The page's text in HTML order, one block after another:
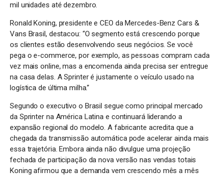
mil unidades até dezembro.
Ronald Koning, presidente e CEO da Mercedes-Benz Cars &
Vans Brasil, destacou: “O segmento está crescendo porque
os clientes estão desenvolvendo seus negócios. Se você
pega o e-commerce, por exemplo, as pessoas compram cada
vez mais online, mas a encomenda ainda precisa ser entregue
na casa delas. A Sprinter é justamente o veículo usado na
logística de última milha.”
Segundo o executivo o Brasil segue como principal mercado
da Sprinter na América Latina e continuará liderando a
expansão regional do modelo. A fabricante acredita que a
chegada da transmissão automática pode acelerar ainda mais
essa trajetória. Embora ainda não divulgue uma projeção
fechada de participação da nova versão nas vendas totais
Koning afirmou que a demanda vem crescendo mês a mês